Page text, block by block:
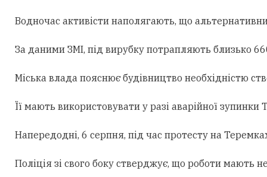
Водночас активісти наполягають, що
За даними ЗМІ, під вирубку потрапляють близько
Міська влада пояснює будівництво необхідністю
Її мають використовувати у разі аварійної
Напередодні, 6 серпня, під час протесту на
Поліція зі свого боку стверджує, що роботи мають